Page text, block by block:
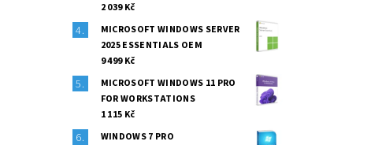
2 039 Kč
MICROSOFT WINDOWS SERVER
2025 ESSENTIALS OEM
9 499 Kč
MICROSOFT WINDOWS 11 PRO
FOR WORKSTATIONS
1 115 Kč
WINDOWS 7 PRO